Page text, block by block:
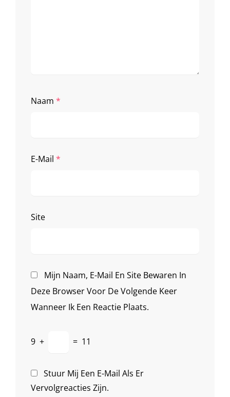
Naam *
E-Mail *
Site
Mijn Naam, E-Mail En Site Bewaren In
Deze Browser Voor De Volgende Keer
Wanneer Ik Een Reactie Plaats.
9 + = 11
Stuur Mij Een E-Mail Als Er
Vervolgreacties Zijn.